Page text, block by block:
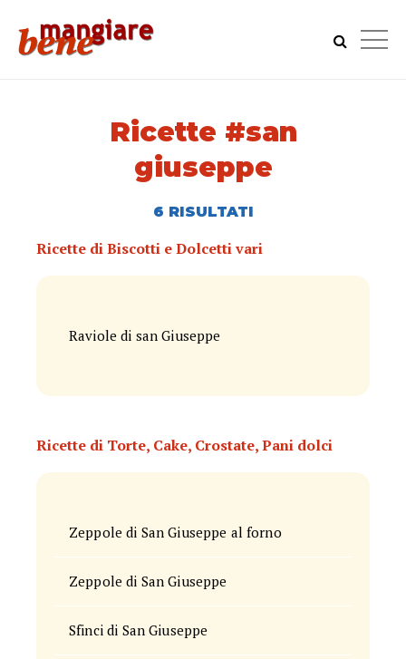
Ricette #san
giuseppe
6 RISULTATI
Ricette di Biscotti e Dolcetti vari
Raviole di san Giuseppe
Ricette di Torte, Cake, Crostate, Pani dolci
Zeppole di San Giuseppe al forno
Zeppole di San Giuseppe
Sfinci di San Giuseppe